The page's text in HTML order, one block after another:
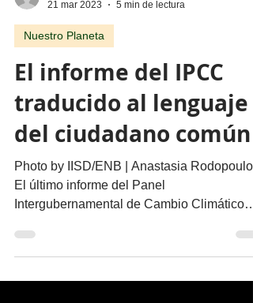
21 mar 2023
5 min de lectura
Nuestro Planeta
El informe del IPCC
traducido al lenguaje
del ciudadano común
Photo by IISD/ENB | Anastasia Rodopoulou
El último informe del Panel